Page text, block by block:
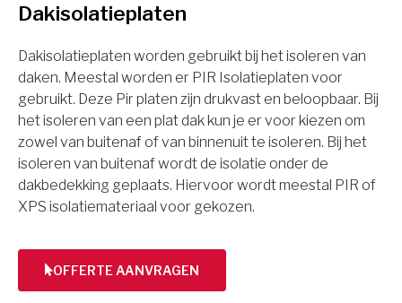
Dakisolatieplaten
Dakisolatieplaten worden gebruikt bij het isoleren van
daken. Meestal worden er PIR Isolatieplaten voor
gebruikt. Deze Pir platen zijn drukvast en beloopbaar. Bij
het isoleren van een plat dak kun je er voor kiezen om
zowel van buitenaf of van binnenuit te isoleren. Bij het
isoleren van buitenaf wordt de isolatie onder de
dakbedekking geplaats. Hiervoor wordt meestal PIR of
XPS isolatiemateriaal voor gekozen.
OFFERTE AANVRAGEN